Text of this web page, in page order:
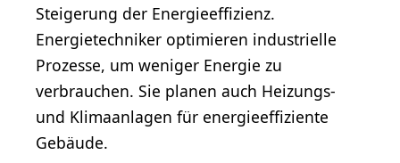
Steigerung der Energieeffizienz.
Energietechniker optimieren industrielle
Prozesse, um weniger Energie zu
verbrauchen. Sie planen auch Heizungs-
und Klimaanlagen für energieeffiziente
Gebäude.